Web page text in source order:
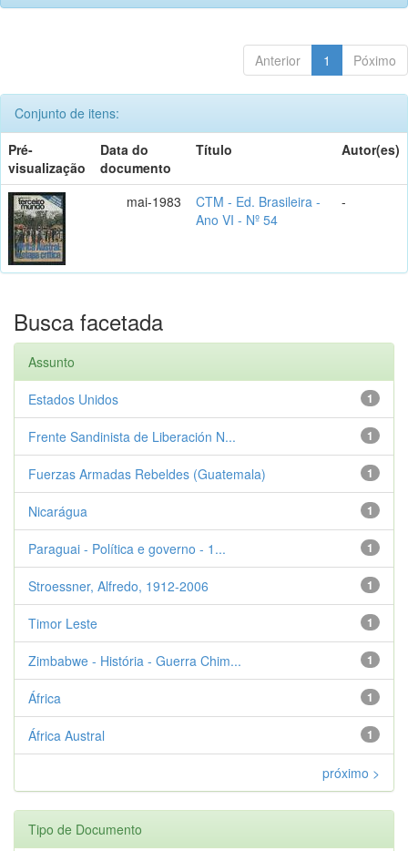
Anterior 1 Póximo
Conjunto de itens:
Pré-
visualização
Data do
documento
Título Autor(es)
mai-1983
CTM - Ed. Brasileira -
Ano VI - Nº 54
-
Busca facetada
Assunto
1
Estados Unidos
1
Frente Sandinista de Liberación N...
1
Fuerzas Armadas Rebeldes (Guatemala)
1
Nicarágua
1
Paraguai - Política e governo - 1...
1
Stroessner, Alfredo, 1912-2006
1
Timor Leste
1
Zimbabwe - História - Guerra Chim...
1
África
1
África Austral
próximo >
Tipo de Documento